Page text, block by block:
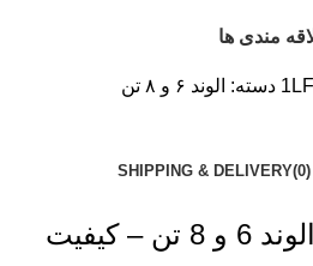
مندی ها
دسته: الوند ۶ و ۸ تن
SHIPPING & DELIVERY
لوله فارسونگاه الوند 6 و 8 تن – کیفیت